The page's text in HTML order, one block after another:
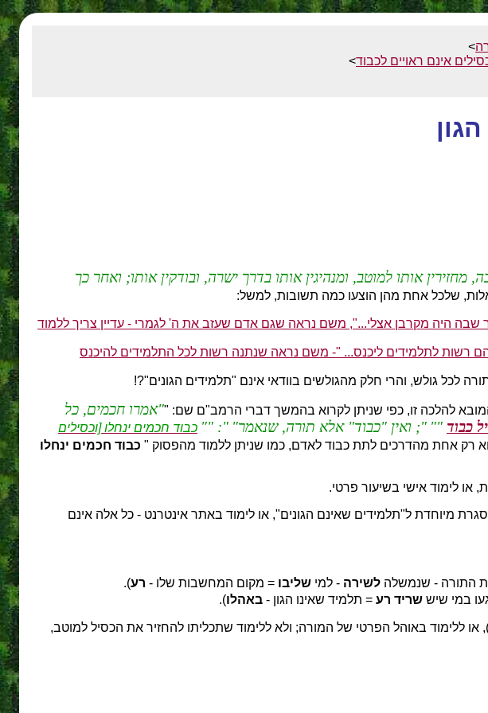
>
אינם ראויים לכבוד>
אותו למוטב, ומנהיגין אותו בדרך ישרה, ובודקין אותו; ואחר כך
שלכל אחת מהן הוצעו כמה תשובות, למשל:
שבה היה מקרבן אצלי...", משם נראה שגם אדם שעזב את ה' לגמרי - עדיין צריך ללמוד
רשות לתלמידים ליכנס... "- משם נראה שנתנה רשות לכל התלמידים להיכנס
גולש, והרי חלק מהגולשים בוודאי אינם "תלמידים הגונים"?!
להלכה זו, כפי שניתן לקרוא בהמשך דברי הרמב"ם שם: " אמרו חכמים, כל
כבוד " ; ואין "כבוד" אלא תורה, שנאמר : "
כבוד חכמים ינחלו [וכסילים
רק אחת מהדרכים לתת כבוד לאדם, כמו שניתן ללמוד מהפסוק " כבוד חכמים ינחלו
או לימוד אישי בשיעור פרטי.
מיוחדת ל"תלמידים שאינם הגונים", או לימוד באתר אינטרנט - כל אלה אינם
התורה - שנמשלה לשירה - למי שליבו = מקום המחשבות שלו - רע).
במי שיש שריד רע = תלמיד שאינו הגון - באהלו).
ללימוד באוהל הפרטי של המורה; ולא ללימוד שתכליתו להחזיר את הכסיל למוטב,